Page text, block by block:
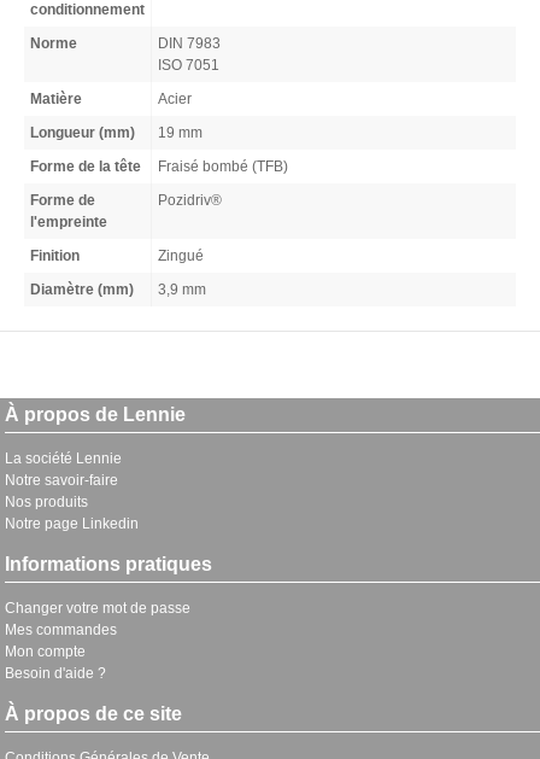
conditionnement
Norme
DIN 7983
ISO 7051
Matière
Acier
Longueur (mm)
19 mm
Forme de la tête
Fraisé bombé (TFB)
Forme de
l'empreinte
Pozidriv®
Finition
Zingué
Diamètre (mm)
3,9 mm
À propos de Lennie
La société Lennie
Notre savoir-faire
Nos produits
Notre page Linkedin
Informations pratiques
Changer votre mot de passe
Mes commandes
Mon compte
Besoin d'aide ?
À propos de ce site